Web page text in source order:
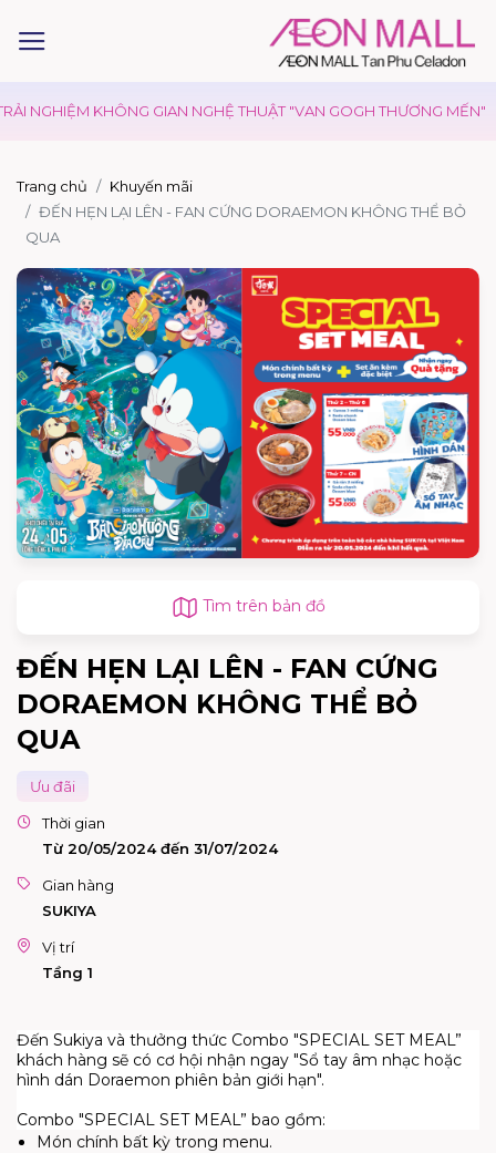
NGHIỆM KHÔNG GIAN NGHỆ THUẬT "VAN GOGH THƯƠNG MẾN"
Trang chủ
Khuyến mãi
ĐẾN HẸN LẠI LÊN - FAN CỨNG DORAEMON KHÔNG THỂ BỎ
QUA
Tìm trên bản đồ
ĐẾN HẸN LẠI LÊN - FAN CỨNG
DORAEMON KHÔNG THỂ BỎ
QUA
Ưu đãi
Thời gian
Từ 20/05/2024 đến 31/07/2024
Gian hàng
SUKIYA
Vị trí
Tầng 1
Đến Sukiya và thưởng thức Combo "SPECIAL SET MEAL”
khách hàng sẽ có cơ hội nhận ngay "Sổ tay âm nhạc hoặc
hình dán Doraemon phiên bản giới hạn".
Combo "SPECIAL SET MEAL” bao gồm:
Món chính bất kỳ trong menu.